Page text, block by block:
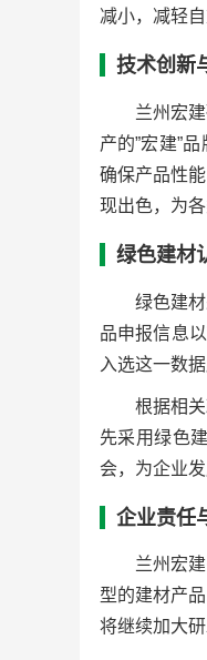
减小，减轻
技术创新
兰州宏
产的”宏建”
确保产品性
现出色，为
绿色建材
绿色建
品申报信息
入选这一数
根据相
先采用绿色
会，为企业
企业责任
兰州宏
型的建材产
将继续加大